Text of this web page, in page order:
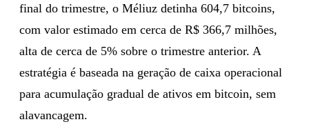
final do trimestre, o Méliuz detinha 604,7 bitcoins,
com valor estimado em cerca de R$ 366,7 milhões,
alta de cerca de 5% sobre o trimestre anterior. A
estratégia é baseada na geração de caixa operacional
para acumulação gradual de ativos em bitcoin, sem
alavancagem.